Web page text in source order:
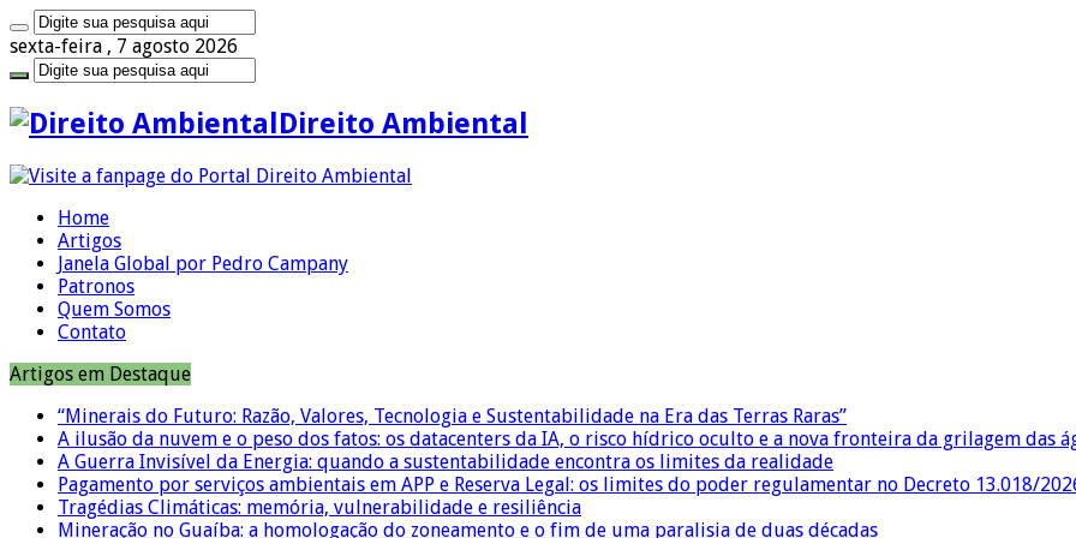
sexta-feira , 7 agosto 2026
Direito Ambiental
Home
Artigos
Janela Global por Pedro Campany
Patronos
Quem Somos
Contato
Artigos em Destaque
“Minerais do Futuro: Razão, Valores, Tecnologia e Sustentabilidade na Era das Terras Raras”
A ilusão da nuvem e o peso dos fatos: os datacenters da IA, o risco hídrico oculto e a nova fronteira da grilagem das
A Guerra Invisível da Energia: quando a sustentabilidade encontra os limites da realidade
Pagamento por serviços ambientais em APP e Reserva Legal: os limites do poder regulamentar no Decreto 13.018/
Tragédias Climáticas: memória, vulnerabilidade e resiliência
Mineração no Guaíba: a homologação do zoneamento e o fim de uma paralisia de duas décadas